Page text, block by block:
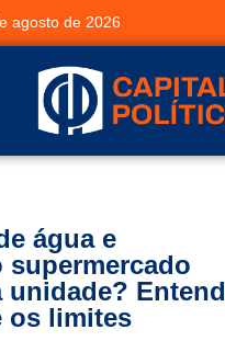
agosto de 2026
água e
supermercado
unidade?
os limites